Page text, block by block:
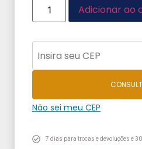
Adicionar ao
Não sei meu CEP
7 dias para trocas e devoluções e